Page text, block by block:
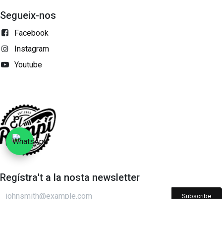
Segueix-nos
Facebook
Instagram
Youtube
Regístra't a la nosta newsletter
Subscribe